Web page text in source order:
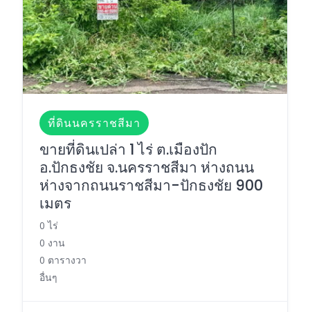
ที่ดินนครราชสีมา
ขายที่ดินเปล่า 1 ไร่ ต.เมืองปัก
อ.ปักธงชัย จ.นครราชสีมา ห่างถนน
ห่างจากถนนราชสีมา-ปักธงชัย 900
เมตร
0 ไร่
0 งาน
0 ตารางวา
อื่นๆ